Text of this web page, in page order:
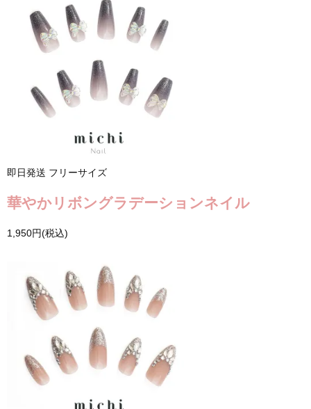
即日発送 フリーサイズ
華やかリボングラデーションネイル
1,950円(税込)